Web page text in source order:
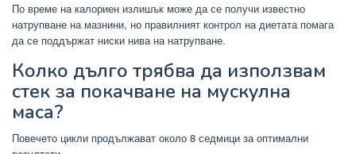
По време на калориен излишък може да се получи известно
натрупване на мазнини, но правилният контрол на диетата помага
да се поддържат ниски нива на натрупване.
Колко дълго трябва да използвам
стек за покачване на мускулна
маса?
Повечето цикли продължават около 8 седмици за оптимални